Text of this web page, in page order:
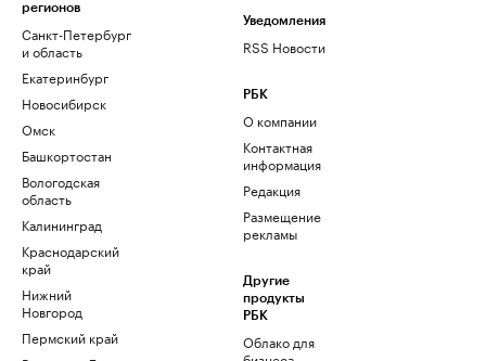
регионов
Санкт-Петербург
и область
Екатеринбург
Новосибирск
Омск
Башкортостан
Вологодская
область
Калининград
Краснодарский
край
Нижний
Новгород
Пермский край
Уведомления
RSS Новости
РБК
О компании
Контактная
информация
Редакция
Размещение
рекламы
Другие
продукты
РБК
Облако для